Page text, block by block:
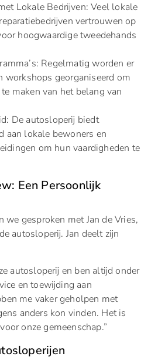
Lokale Bedrijven: Veel lokale
vertrouwen op
hoogwaardige tweedehands
Regelmatig worden er
workshops georganiseerd om
maken van het belang van
De autosloperij biedt
aan lokale bewoners en
om hun vaardigheden te
Een Persoonlijk
we gesproken met Jan de Vries,
autosloperij. Jan deelt zijn
autosloperij en ben altijd onder
en toewijding aan
me vaker geholpen met
anders kon vinden. Het is
onze gemeenschap.”